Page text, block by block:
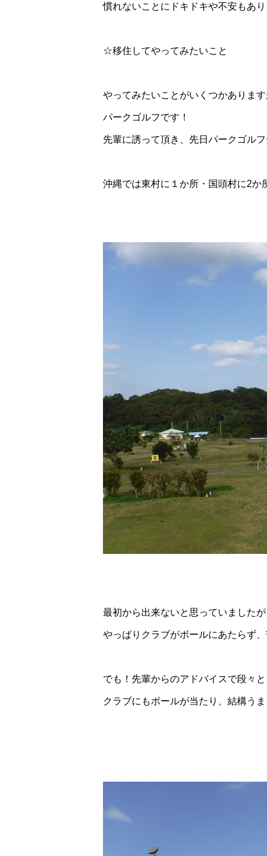
慣れないことにドキドキや不安もあ
☆移住してやってみたいこと
やってみたいことがいくつかありま
パークゴルフです！
先輩に誘って頂き、先日パークゴルフ
沖縄では東村に１か所・国頭村に2か
最初から出来ないと思っていましたが
やっぱりクラブがボールにあたらず、
でも！先輩からのアドバイスで段々と
クラブにもボールが当たり、結構う